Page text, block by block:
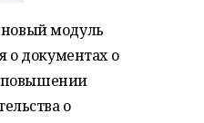
новый модуль
документах о
повышении
о